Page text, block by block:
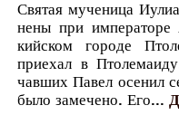
Святая мученица
не­ны при
кий­ском го­ро­де
при­е­хал в
чав­ших Па­вел осе­нил
бы­ло за­ме­че­но. Его...